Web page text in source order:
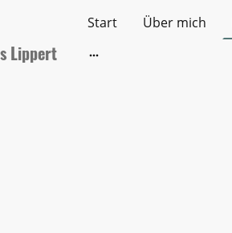
Lippert
Start Über mich